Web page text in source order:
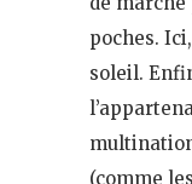
poches.
soleil.
(comme